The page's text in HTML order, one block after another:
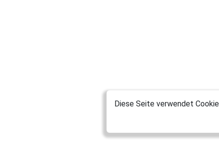
Diese Seite verwendet